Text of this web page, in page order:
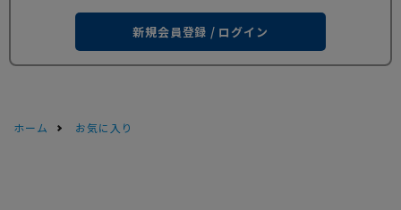
新規会員登録 / ログイン
ホーム お気に入り